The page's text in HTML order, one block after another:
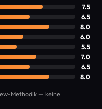
7.5
6.5
8.0
6.0
5.5
7.0
6.5
8.0
Methodik — keine